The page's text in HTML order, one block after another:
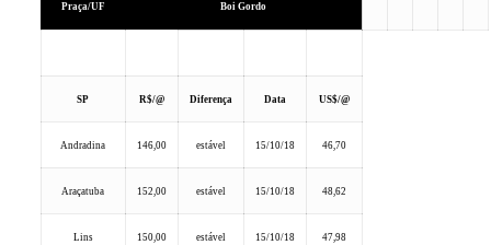
Praça/UF Boi Gordo
SP R$/@ Diferença Data US$/@
Andradina 146,00 estável 15/10/18 46,70
Araçatuba 152,00 estável 15/10/18 48,62
Lins 150,00 estável 15/10/18 47,98